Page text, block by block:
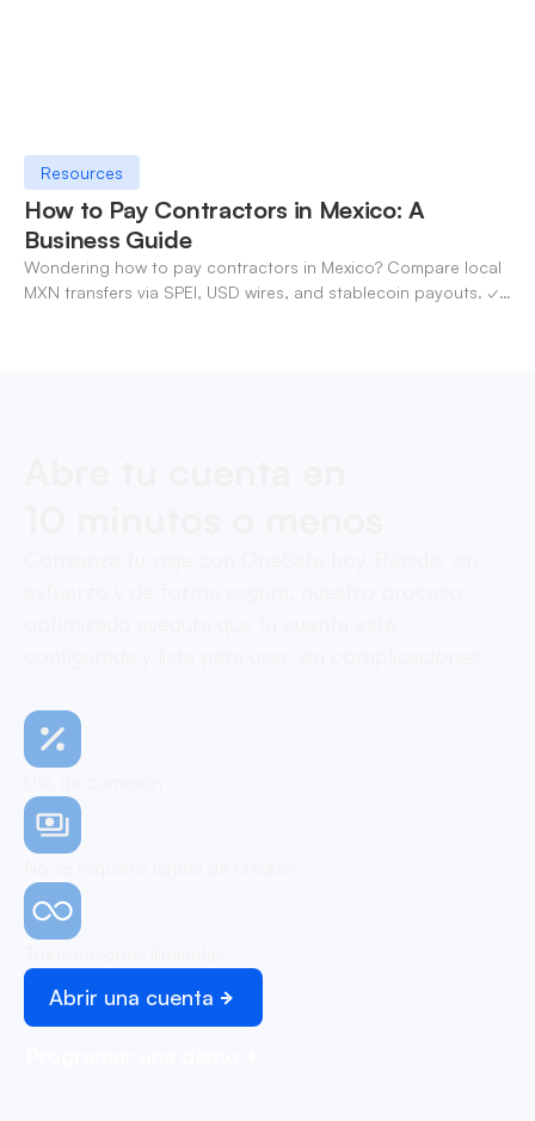
Resources
How to Pay Contractors in Mexico: A
Business Guide
Wondering how to pay contractors in Mexico? Compare local
MXN transfers via SPEI, USD wires, and stablecoin payouts. ✓
Abrir una cuenta